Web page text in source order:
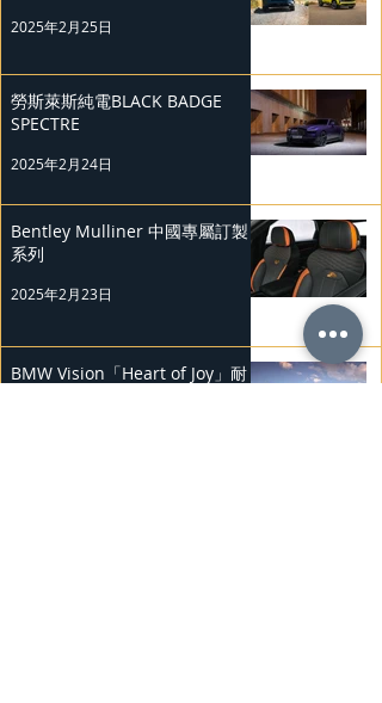
2025年2月25日
勞斯萊斯純電BLACK BADGE
SPECTRE
2025年2月24日
Bentley Mulliner 中國專屬訂製
系列
2025年2月23日
BMW Vision「Heart of Joy」耐